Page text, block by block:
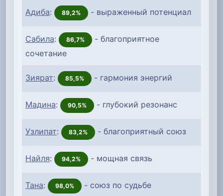
Адиба: 89,2% - выраженный потенциал
Сабила: 86,7%
- благоприятное
сочетание
Зиярат: 85,5% - гармония энергий
Мадина: 90,5% - глубокий резонанс
Узлипат: 83,2% - благоприятный союз
Найля: 94,2% - мощная связь
Тана: 98,0% - союз по судьбе